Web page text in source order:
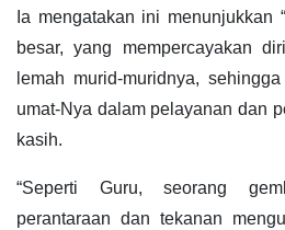
Ia mengatakan ini menunjukkan
besar, yang mempercayakan
lemah murid-muridnya,
umat-Nya dalam pelayanan dan
kasih.
“Seperti Guru, seorang
perantaraan dan tekanan